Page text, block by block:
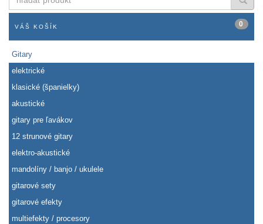
produkt
VÁŠ KOŠÍK 0
Gitary
elektrické
klasické (španielky)
akustické
gitary pre ľavákov
12 strunové gitary
elektro-akustické
mandolíny / banjo / ukulele
gitarové sety
gitarové efekty
multiefekty / procesory